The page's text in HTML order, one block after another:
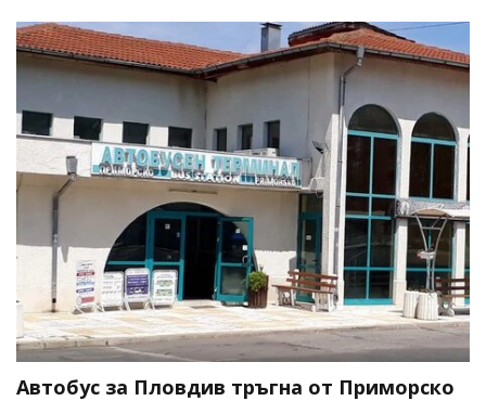
Автобус за Пловдив тръгна от Приморско